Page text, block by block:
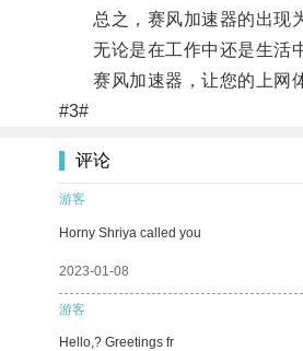
总之，赛风加速器的出现为
无论是在工作中还是生活中
赛风加速器，让您的上网体
#3#
评论
游客
Horny Shriya called you
2023-01-08
游客
Hello,? Greetings fr